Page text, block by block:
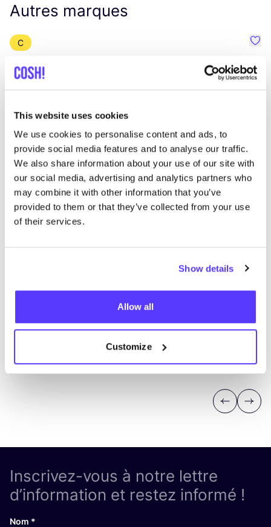
This website uses cookies
We use cookies to personalise content and ads, to
provide social media features and to analyse our traffic.
We also share information about your use of our site with
our social media, advertising and analytics partners who
may combine it with other information that you’ve
provided to them or that they’ve collected from your use
of their services.
Show details
Allow all
Customize
Autres marques
C
Revolution
Vêtements Hauts et t-shirts 3+
Previous
Next
Inscrivez-vous à notre lettre
d’information et restez informé !
Nom *